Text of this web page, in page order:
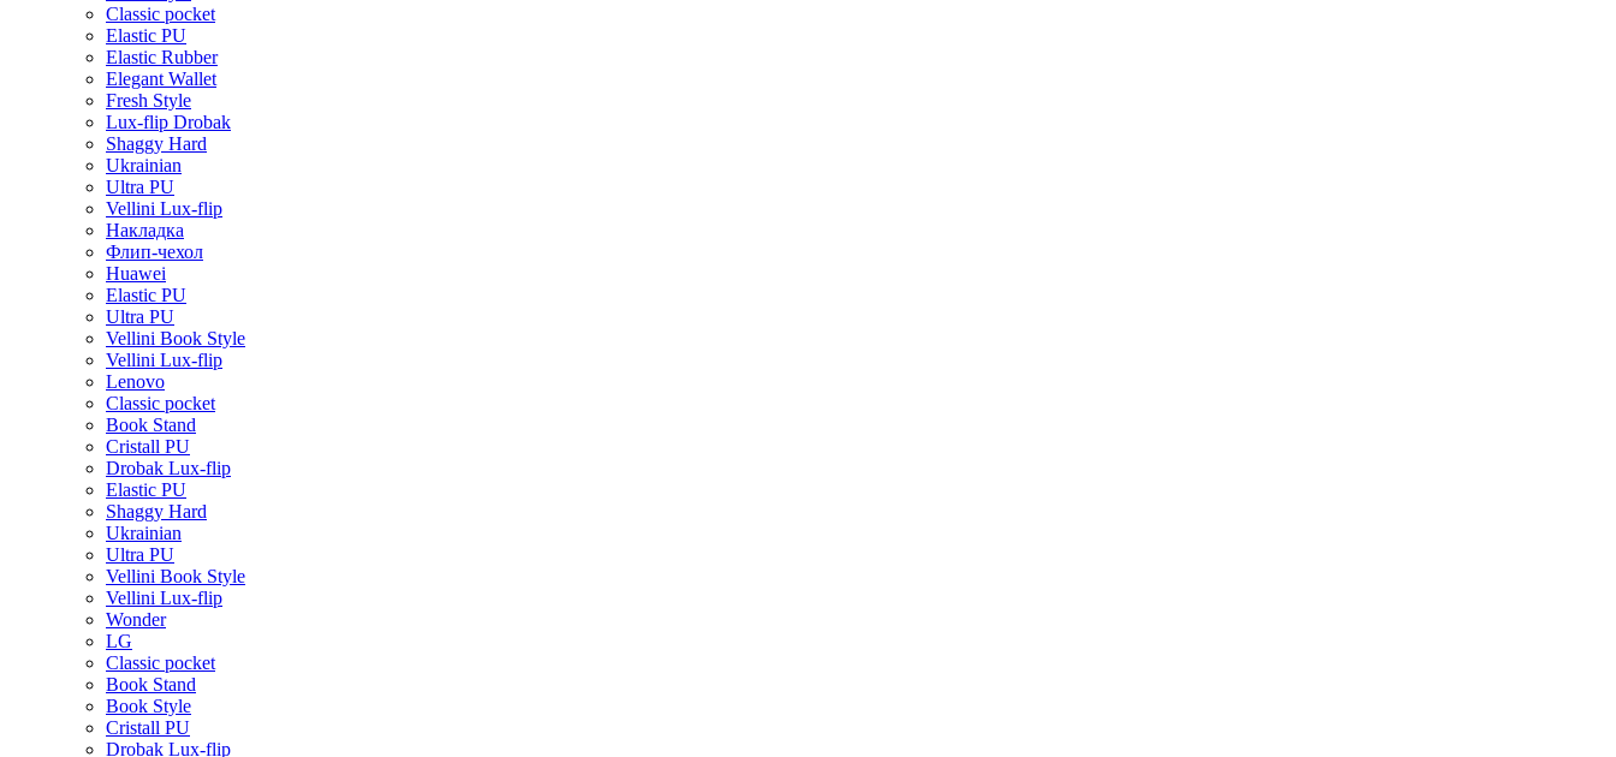
Classic pocket
Elastic PU
Elastic Rubber
Elegant Wallet
Fresh Style
Lux-flip Drobak
Shaggy Hard
Ukrainian
Ultra PU
Vellini Lux-flip
Накладка
Флип-чехол
Huawei
Elastic PU
Ultra PU
Vellini Book Style
Vellini Lux-flip
Lenovo
Classic pocket
Book Stand
Cristall PU
Drobak Lux-flip
Elastic PU
Shaggy Hard
Ukrainian
Ultra PU
Vellini Book Style
Vellini Lux-flip
Wonder
LG
Classic pocket
Book Stand
Book Style
Cristall PU
Drobak Lux-flip